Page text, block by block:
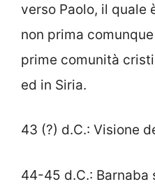
verso Paolo, il quale
non prima
prime comunità
ed in Siria.
43 (?) d.C.: Visione
44-45 d.C.: Barnaba